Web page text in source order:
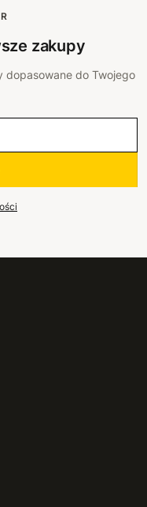
zakupy
dopasowane do Twojego